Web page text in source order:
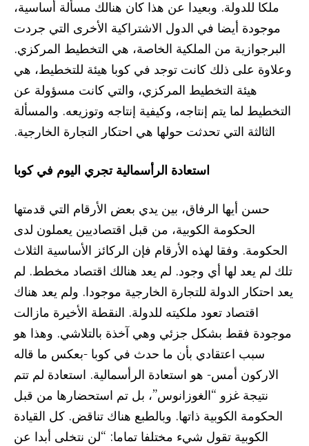
ملكا للدولة. وبعيدا عن هذا كان هنالك مسألة أساسية،
موجودة أيضا في الدول الاشتراكية الأخرى التي جردت
البرجوازية من الملكية الخاصة، هي التخطيط المركزي.
وعلاوة على ذلك كانت توجد في كوبا هيئة للتخطيط، هي
هيئة التخطيط المركزي، والتي كانت مسؤولة عن
التخطيط لما يتم إنتاجه، وكيفية إنتاجه وتوزيعه. والمسألة
الثالثة التي تحدثت حولها هي احتكار التجارة الخارجية.
استعادة الرأسمالية تجري اليوم في كوبا
حسن أيها الرفاق، بين يدي بعض الأرقام التي قدمتها
الحكومة الكوبية، من قبل اقتصاديين يعملون لدى
الحكومة. وفقا لهذه الأرقام فإن الركائز الأساسية الثلاث
تلك لم يعد لها أي وجود. لم يعد هنالك اقتصاد مخطط. لم
يعد احتكار الدولة للتجارة الخارجية موجودا. ولم يعد هناك
اقتصاد تعود ملكيته للدولة. النقطة الأخيرة مازالت
موجودة فقط بشكل جزئي وهي آخذة بالتلاشي. وهذا هو
سبب اعتقادي بأن ما حدث في كوبا -بعكس ما قاله
الاركون أمس- هو استعادة الرأسمالية. استعادة لم تتم
نتيجة غزو “الغوزانوس”، بل تم استحضارها من قبل
الحكومة الكوبية ذاتها. وبالطبع هناك تناقض. كل القيادة
الكوبية تقول شيء مختلفا تماما: “لن نتخلى أبدا عن